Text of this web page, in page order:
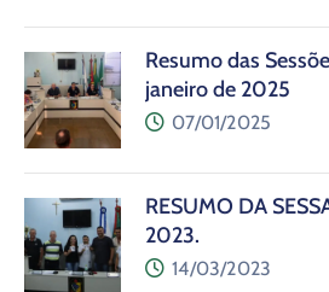
Resumo das
janeiro de 2025
07/01/2025
RESUMO DA
2023.
14/03/2023